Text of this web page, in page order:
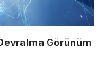
Görünüm